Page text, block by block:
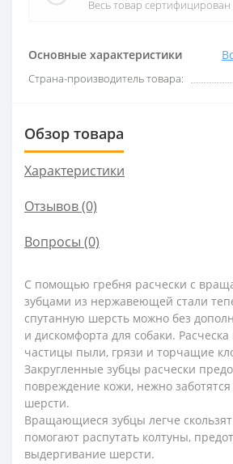
Основные характеристики
Страна-производитель товара:
Весь товар сертифицирован
Обзор товара
Характеристики
Отзывов (0)
Вопросы (0)
С помощью гребня расчески с
зубцами из нержавеющей стали
спутанную шерсть можно без
и дискомфорта для собаки.
частицы пыли, грязи и торчащие
Закругленные зубцы расчески
повреждение кожи, нежно
шерсти.
Вращающиеся зубцы легче
помогают распутать колтуны,
выдергивание шерсти.